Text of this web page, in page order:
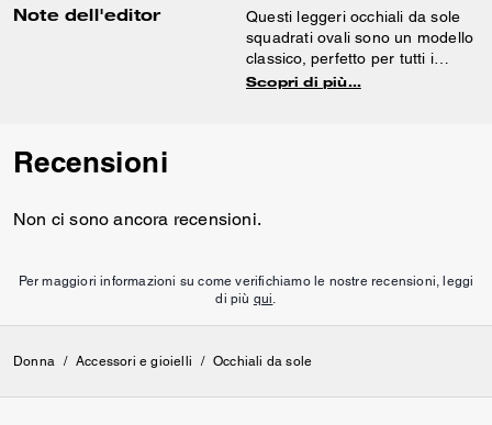
Note dell'editor
Questi leggeri occhiali da sole
squadrati ovali sono un modello
classico, perfetto per tutti i
giorni. Sono rifiniti con un’asta
Scopri di più…
Recensioni
Non ci sono ancora recensioni.
Per maggiori informazioni su come verifichiamo le nostre recensioni, leggi
di più qui.
Donna / Accessori e gioielli / Occhiali da sole